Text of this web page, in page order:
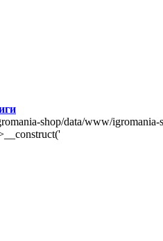
shop/data/www/igromania-